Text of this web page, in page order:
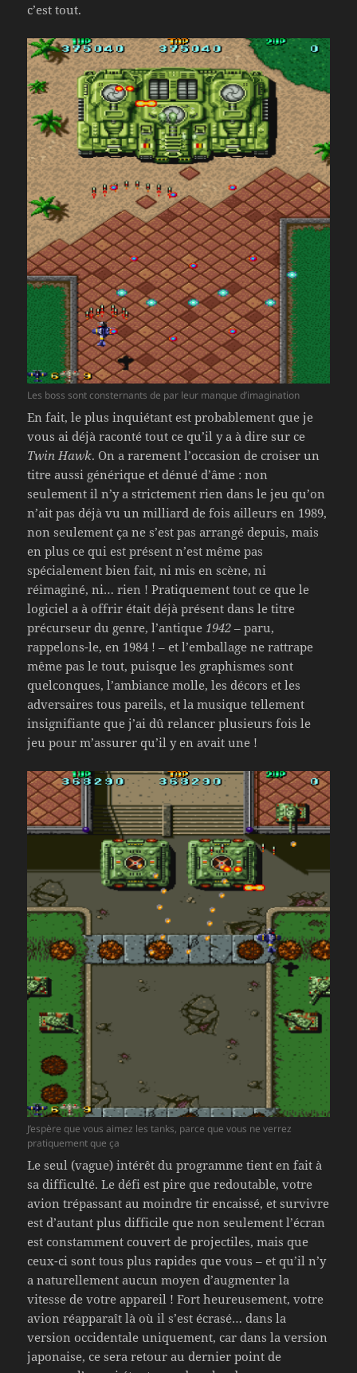
c’est tout.
Les boss sont consternants de par leur manque d’imagination
En fait, le plus inquiétant est probablement que je
vous ai déjà raconté tout ce qu’il y a à dire sur ce
Twin Hawk. On a rarement l’occasion de croiser un
titre aussi générique et dénué d’âme : non
seulement il n’y a strictement rien dans le jeu qu’on
n’ait pas déjà vu un milliard de fois ailleurs en 1989,
non seulement ça ne s’est pas arrangé depuis, mais
en plus ce qui est présent n’est même pas
spécialement bien fait, ni mis en scène, ni
réimaginé, ni… rien ! Pratiquement tout ce que le
logiciel a à offrir était déjà présent dans le titre
précurseur du genre, l’antique1942 – paru,
rappelons-le, en 1984 ! – et l’emballage ne rattrape
même pas le tout, puisque les graphismes sont
quelconques, l’ambiance molle, les décors et les
adversaires tous pareils, et la musique tellement
insignifiante que j’ai dû relancer plusieurs fois le
jeu pour m’assurer qu’il y en avait une !
J’espère que vous aimez les tanks, parce que vous ne verrez
pratiquement que ça
Le seul (vague) intérêt du programme tient en fait à
sa difficulté. Le défi est pire que redoutable, votre
avion trépassant au moindre tir encaissé, et survivre
est d’autant plus difficile que non seulement l’écran
est constamment couvert de projectiles, mais que
ceux-ci sont tous plus rapides que vous – et qu’il n’y
a naturellement aucun moyen d’augmenter la
vitesse de votre appareil ! Fort heureusement, votre
avion réapparaît là où il s’est écrasé… dans la
version occidentale uniquement, car dans la version
japonaise, ce sera retour au dernier point de